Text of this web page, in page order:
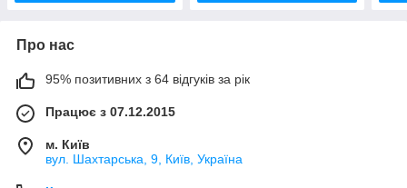
Про нас
95% позитивних з 64 відгуків за рік
Працює з 07.12.2015
м. Київ
вул. Шахтарська, 9, Київ, Україна